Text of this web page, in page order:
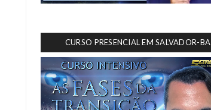
CURSO PRESENCIAL EM SALVADOR-BA